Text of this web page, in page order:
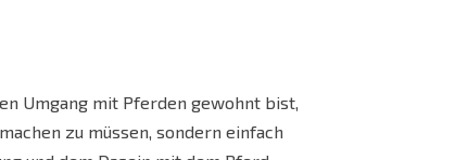
Umgang mit Pferden gewohnt bist,
zu müssen, sondern einfach